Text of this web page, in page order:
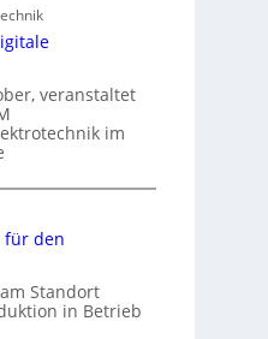
veranstaltet
im
für den
Standort
in Betrieb